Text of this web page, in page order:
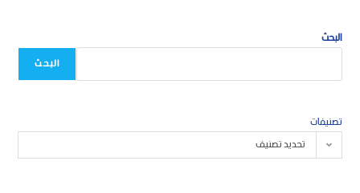
البحث
البحث
تصنيفات
تحديد تصنيف